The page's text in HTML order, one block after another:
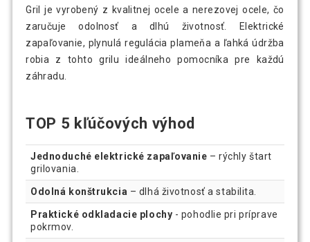
Gril je vyrobený z kvalitnej ocele a nerezovej ocele, čo
zaručuje odolnosť a dlhú životnosť. Elektrické
zapaľovanie, plynulá regulácia plameňa a ľahká údržba
robia z tohto grilu ideálneho pomocníka pre každú
záhradu.
TOP 5 kľúčových výhod
Jednoduché elektrické zapaľovanie – rýchly štart
grilovania.
Odolná konštrukcia – dlhá životnosť a stabilita.
Praktické odkladacie plochy - pohodlie pri príprave
pokrmov.